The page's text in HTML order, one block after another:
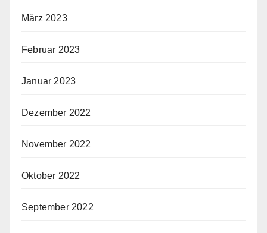
März 2023
Februar 2023
Januar 2023
Dezember 2022
November 2022
Oktober 2022
September 2022